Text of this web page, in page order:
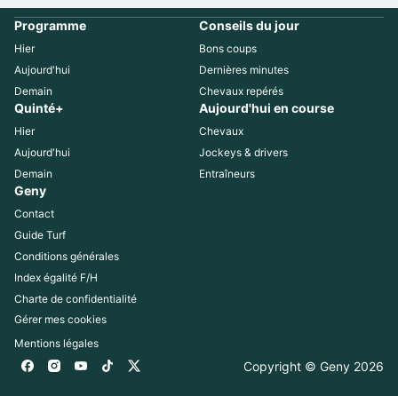
Programme
Hier
Aujourd'hui
Demain
Conseils du jour
Bons coups
Dernières minutes
Chevaux repérés
Quinté+
Hier
Aujourd'hui
Demain
Aujourd'hui en course
Chevaux
Jockeys & drivers
Entraîneurs
Geny
Contact
Guide Turf
Conditions générales
Index égalité F/H
Charte de confidentialité
Gérer mes cookies
Mentions légales
Copyright © Geny 2026